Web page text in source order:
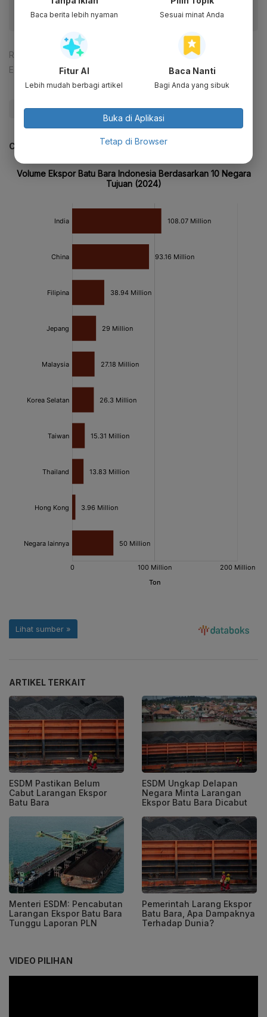
Reporter:
Verda Nano Setiawan
Editor:
Happy Fajrian
#Batu Bara #Ekspor Batu Bara #DMO Batu Bara
CEK JUGA DATA INI
ARTIKEL TERKAIT
ESDM Pastikan Belum
Cabut Larangan Ekspor
Batu Bara
ESDM Ungkap Delapan
Negara Minta Larangan
Ekspor Batu Bara Dicabut
Menteri ESDM: Pencabutan
Larangan Ekspor Batu Bara
Tunggu Laporan PLN
Pemerintah Larang Ekspor
Batu Bara, Apa Dampaknya
Terhadap Dunia?
VIDEO PILIHAN
Baca berita lebih nyaman Sesuai minat Anda
Fitur AI
Lebih mudah berbagi artikel
Baca Nanti
Bagi Anda yang sibuk
Buka di Aplikasi
Tetap di Browser